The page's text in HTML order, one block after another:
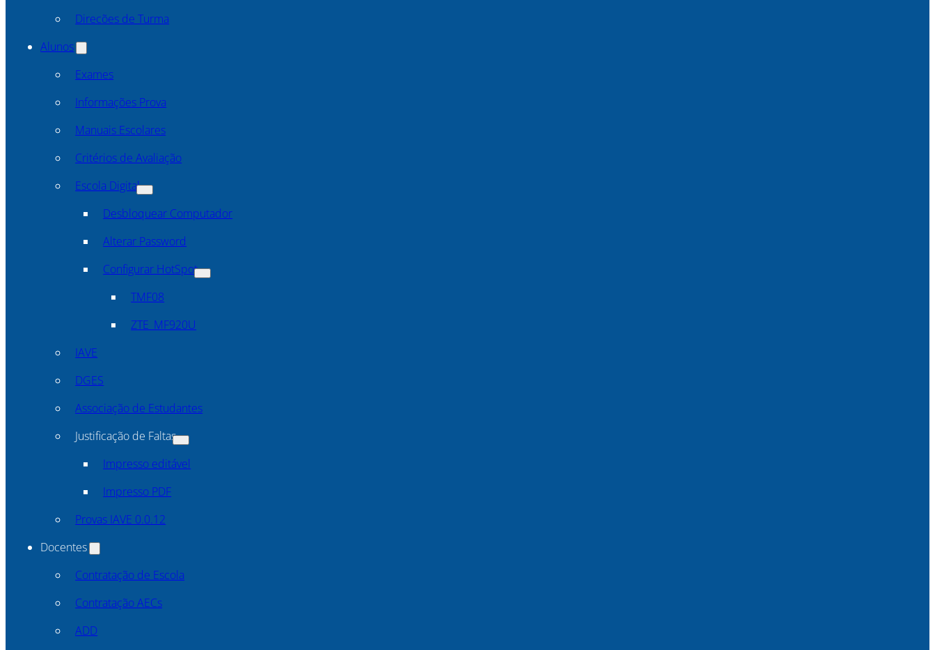
Direcões de Turma
Alunos
Exames
Informações Prova
Manuais Escolares
Critérios de Avaliação
Escola Digital
Desbloquear Computador
Alterar Password
Configurar HotSpot
TMF08
ZTE_MF920U
IAVE
DGES
Associação de Estudantes
Justificação de Faltas
Impresso editável
Impresso PDF
Provas IAVE 0.0.12
Docentes
Contratação de Escola
Contratação AECs
ADD